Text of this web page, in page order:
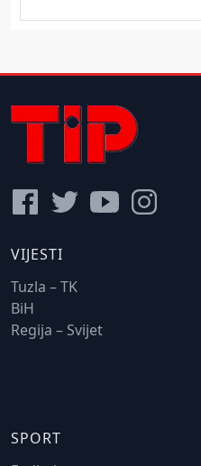
VIJESTI
Tuzla – TK
BiH
Regija – Svijet
SPORT